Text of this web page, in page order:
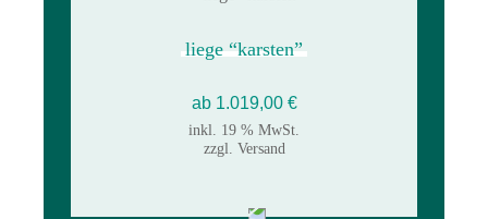
liege “karsten”
ab 1.019,00 €
inkl. 19 % MwSt.
zzgl. Versand